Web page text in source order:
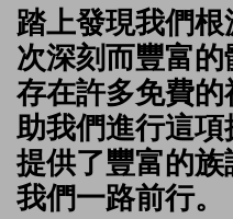
踏上發現我們
次深刻而豐富的
存在許多免費
助我們進行這項
提供了豐富的
我們一路前行。